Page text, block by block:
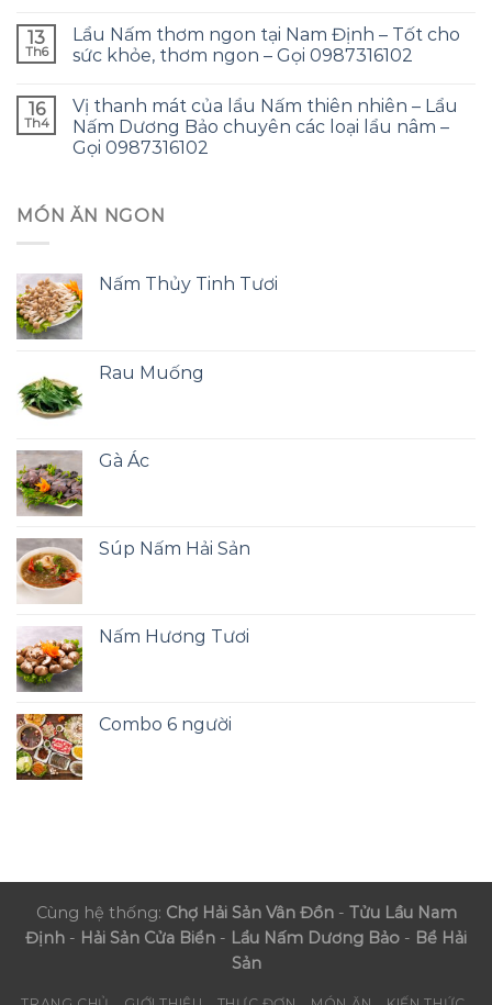
13
Th6
Lẩu Nấm thơm ngon tại Nam Định – Tốt cho
sức khỏe, thơm ngon – Gọi 0987316102
16
Th4
Vị thanh mát của lẩu Nấm thiên nhiên – Lẩu
Nấm Dương Bảo chuyên các loại lẩu nâm –
Gọi 0987316102
MÓN ĂN NGON
Nấm Thủy Tinh Tươi
Rau Muống
Gà Ác
Súp Nấm Hải Sản
Nấm Hương Tươi
Combo 6 người
Cùng hệ thống: Chợ Hải Sản Vân Đồn- Tửu Lầu Nam
Định - Hải Sản Cửa Biển - Lẩu Nấm Dương Bảo - Bể Hải
Sản